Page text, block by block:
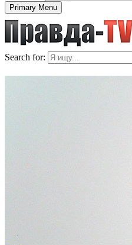
Primary Menu
Search for: